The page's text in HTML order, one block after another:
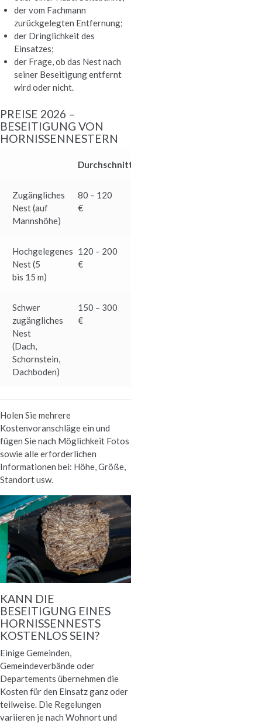
der vom Fachmann
zurückgelegten Entfernung;
der Dringlichkeit des
Einsatzes;
der Frage, ob das Nest nach
seiner Beseitigung entfernt
wird oder nicht.
PREISE 2026 –
BESEITIGUNG VON
HORNISSENNESTERN
Durchschnittspreis
Zugängliches
Nest (auf
Mannshöhe)
80 – 120
€
Hochgelegenes
Nest (5
bis 15 m)
120 – 200
€
Schwer
zugängliches
Nest
(Dach,
Schornstein,
Dachboden)
150 – 300
€
Holen Sie mehrere
Kostenvoranschläge ein und
fügen Sie nach Möglichkeit Fotos
sowie alle erforderlichen
Informationen bei: Höhe, Größe,
Standort usw.
KANN DIE
BESEITIGUNG EINES
HORNISSENNESTS
KOSTENLOS SEIN?
Einige Gemeinden,
Gemeindeverbände oder
Departements übernehmen die
Kosten für den Einsatz ganz oder
teilweise. Die Regelungen
variieren je nach Wohnort und